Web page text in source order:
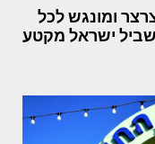
ומונגש לכל
ישראל מקטע